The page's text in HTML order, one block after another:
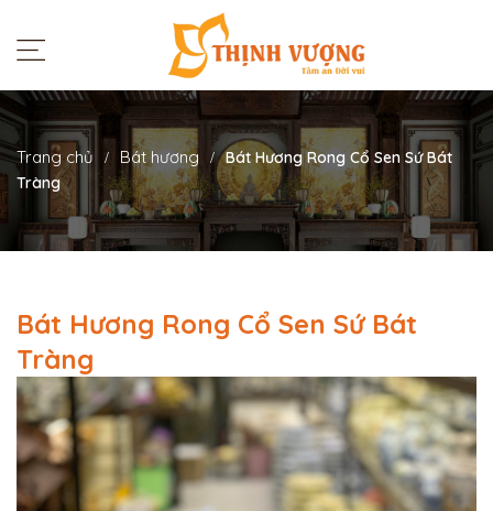
Trang chủ Bát hương
Bát Hương Rong Cổ Sen Sứ Bát
Tràng
Bát Hương Rong Cổ Sen Sứ Bát
Tràng